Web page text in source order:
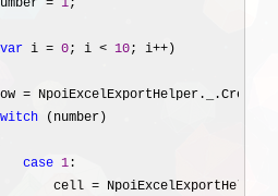
= 1;
var i = 0; i < 10; i++ )
=
(number)
case 1 :
cell
=